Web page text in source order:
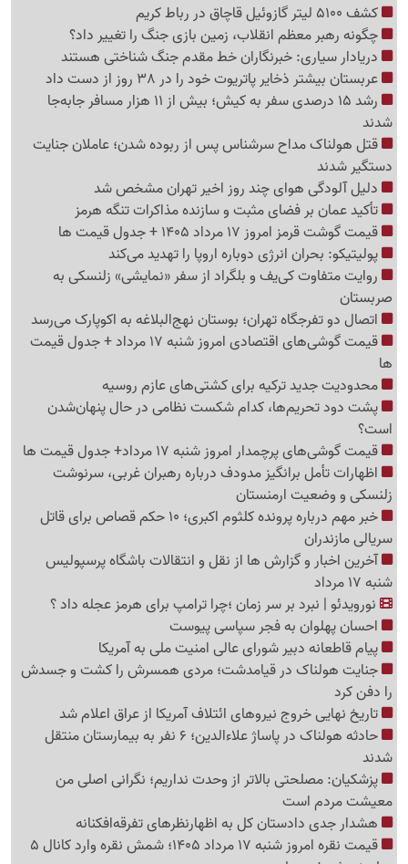
کشف 5100 لیتر گازوئیل قاچاق در رباط کریم
چگونه رهبر معظم انقلاب، زمین بازی جنگ را تغییر داد؟
دریادار سیاری: خبرنگاران خط مقدم جنگ شناختی هستند
عربستان بیشتر ذخایر پاتریوت خود را در 38 روز از دست داد
رشد 15 درصدی سفر به کیش؛ بیش از 11 هزار مسافر جابه‌جا
شدند
قتل هولناک مداح سرشناس پس از ربوده شدن؛ عاملان جنایت
دستگیر شدند
دلیل آلودگی هوای چند روز اخیر تهران مشخص شد
تأکید عمان بر فضای مثبت و سازنده مذاکرات تنگه هرمز
قیمت گوشت قرمز امروز 17 مرداد 1405 + جدول قیمت ها
پولیتیکو: بحران انرژی دوباره اروپا را تهدید می‌کند
روایت متفاوت کی‌یف و بلگراد از سفر «نمایشی» زلنسکی به
صربستان
اتصال دو تفرجگاه تهران؛ بوستان نهج‌البلاغه به اکوپارک می‌رسد
قیمت گوشی‌های اقتصادی امروز شنبه 17 مرداد + جدول قیمت
ها
محدودیت جدید ترکیه برای کشتی‌های عازم روسیه
پشت دود تحریم‌ها، کدام شکست نظامی در حال پنهان‌شدن
است؟
قیمت گوشی‌های پرچمدار امروز شنبه 17 مرداد+ جدول قیمت ها
اظهارات تأمل برانگیز مدودف درباره رهبران غربی، سرنوشت
زلنسکی و وضعیت ارمنستان
خبر مهم درباره پرونده کلثوم اکبری؛ 10 حکم قصاص برای قاتل
سریالی مازندران
آخرین اخبار و گزارش ها از نقل و انتقالات باشگاه پرسپولیس
شنبه 17 مرداد
نورویدئو | نبرد بر سر زمان ؛چرا ترامپ برای هرمز عجله داد ؟
احسان پهلوان به فجر سپاسی پیوست
پیام قاطعانه دبیر شورای عالی امنیت ملی به آمریکا
جنایت هولناک در قیامدشت؛ مردی همسرش را کشت و جسدش
را دفن کرد
تاریخ نهایی خروج نیروهای ائتلاف آمریکا از عراق اعلام شد
حادثه هولناک در پاساژ علاءالدین؛ 6 نفر به بیمارستان منتقل
شدند
پزشکیان: مصلحتی بالاتر از وحدت نداریم؛ نگرانی اصلی من
معیشت مردم است
هشدار جدی دادستان کل به اظهارنظرهای تفرقه‌افکنانه
قیمت نقره امروز شنبه 17 مرداد 1405؛ شمش نقره وارد کانال 5